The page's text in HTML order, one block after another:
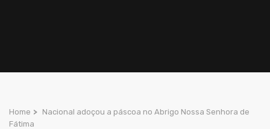
Home > Nacional adoçou a páscoa no Abrigo Nossa Senhora de
Fátima